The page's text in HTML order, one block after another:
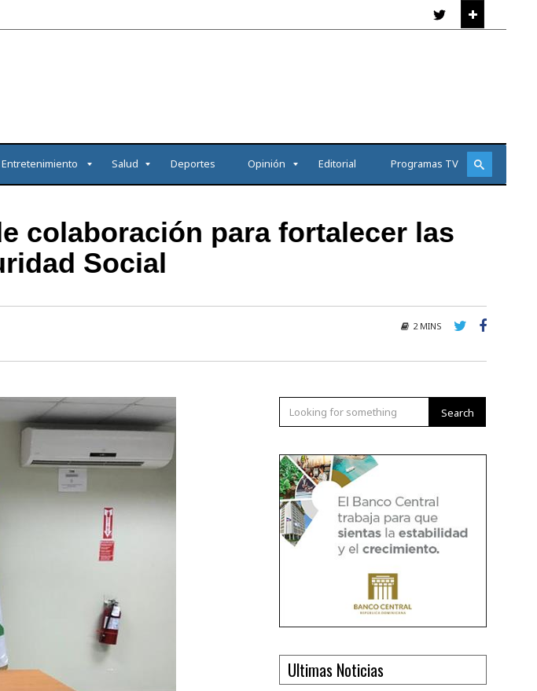
Entretenimiento Salud Deportes Opinión Editorial Programas TV
colaboración para fortalecer las
Social
2 MINS
Search
Ultimas Noticias